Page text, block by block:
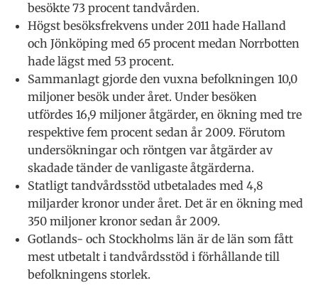
besökte 73 procent tandvården.
Högst besöksfrekvens under 2011 hade Halland
och Jönköping med 65 procent medan Norrbotten
hade lägst med 53 procent.
Sammanlagt gjorde den vuxna befolkningen 10,0
miljoner besök under året. Under besöken
utfördes 16,9 miljoner åtgärder, en ökning med tre
respektive fem procent sedan år 2009. Förutom
undersökningar och röntgen var åtgärder av
skadade tänder de vanligaste åtgärderna.
Statligt tandvårdsstöd utbetalades med 4,8
miljarder kronor under året. Det är en ökning med
350 miljoner kronor sedan år 2009.
Gotlands- och Stockholms län är de län som fått
mest utbetalt i tandvårdsstöd i förhållande till
befolkningens storlek.